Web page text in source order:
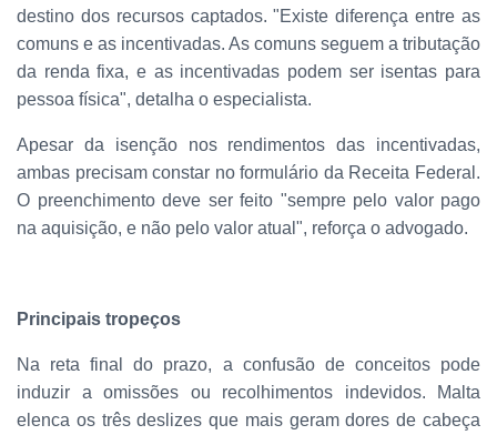
destino dos recursos captados. "Existe diferença entre as
comuns e as incentivadas. As comuns seguem a tributação
da renda fixa, e as incentivadas podem ser isentas para
pessoa física", detalha o especialista.
Apesar da isenção nos rendimentos das incentivadas,
ambas precisam constar no formulário da Receita Federal.
O preenchimento deve ser feito "sempre pelo valor pago
na aquisição, e não pelo valor atual", reforça o advogado.
Principais tropeços
Na reta final do prazo, a confusão de conceitos pode
induzir a omissões ou recolhimentos indevidos. Malta
elenca os três deslizes que mais geram dores de cabeça